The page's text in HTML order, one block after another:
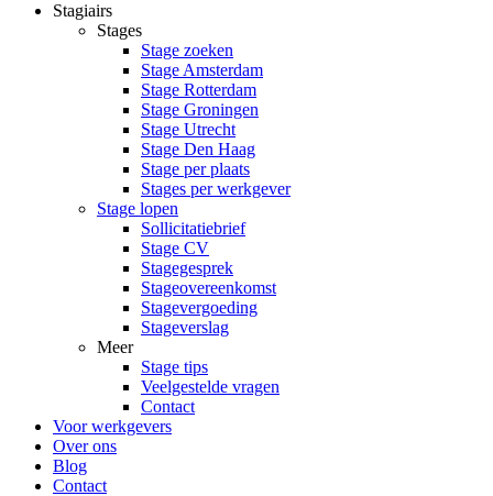
Stagiairs
Stages
Stage zoeken
Stage Amsterdam
Stage Rotterdam
Stage Groningen
Stage Utrecht
Stage Den Haag
Stage per plaats
Stages per werkgever
Stage lopen
Sollicitatiebrief
Stage CV
Stagegesprek
Stageovereenkomst
Stagevergoeding
Stageverslag
Meer
Stage tips
Veelgestelde vragen
Contact
Voor werkgevers
Over ons
Blog
Contact